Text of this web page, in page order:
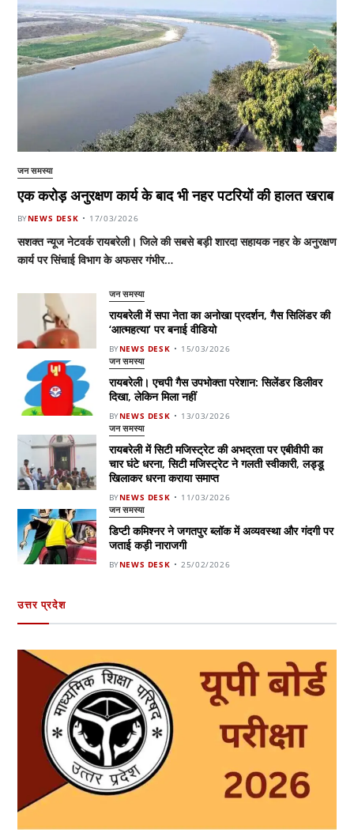
जन समस्या
एक करोड़ अनुरक्षण कार्य के बाद भी नहर पटरियों की हालत खराब
BYNEWS DESK 17/03/2026
सशक्त न्यूज नेटवर्क रायबरेली। जिले की सबसे बड़ी शारदा सहायक नहर के अनुरक्षण
कार्य पर सिंचाई विभाग के अफसर गंभीर…
जन समस्या
रायबरेली में सपा नेता का अनोखा प्रदर्शन, गैस सिलिंडर की
‘आत्महत्या’ पर बनाई वीडियो
BYNEWS DESK 15/03/2026
जन समस्या
रायबरेली। एचपी गैस उपभोक्ता परेशान: सिलेंडर डिलीवर
दिखा, लेकिन मिला नहीं
BYNEWS DESK 13/03/2026
जन समस्या
रायबरेली में सिटी मजिस्ट्रेट की अभद्रता पर एबीवीपी का
चार घंटे धरना, सिटी मजिस्ट्रेट ने गलती स्वीकारी, लड्डू
खिलाकर धरना कराया समाप्त
BYNEWS DESK 11/03/2026
जन समस्या
डिप्टी कमिश्नर ने जगतपुर ब्लॉक में अव्यवस्था और गंदगी पर
जताई कड़ी नाराजगी
BYNEWS DESK 25/02/2026
उत्तर प्रदेश